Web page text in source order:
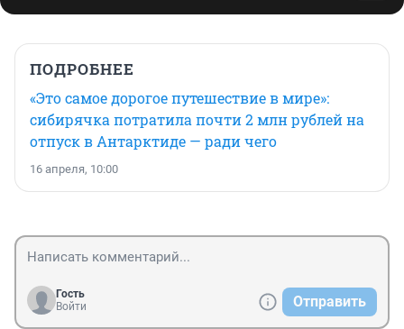
ПОДРОБНЕЕ
«Это самое дорогое путешествие в мире»:
сибирячка потратила почти 2 млн рублей на
отпуск в Антарктиде — ради чего
16 апреля, 10:00
Гость
Войти
Отправить